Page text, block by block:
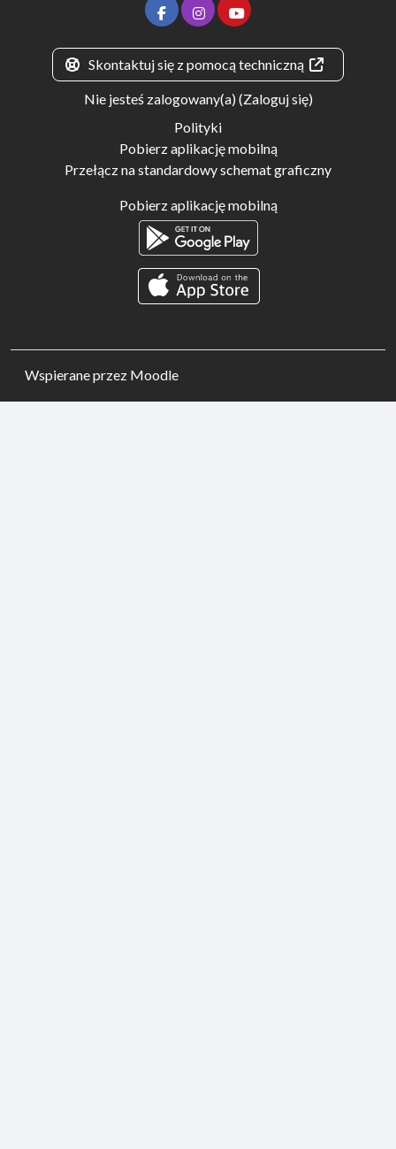
Skontaktuj się z pomocą techniczną
Nie jesteś zalogowany(a) (Zaloguj się)
Polityki
Pobierz aplikację mobilną
Przełącz na standardowy schemat graficzny
Pobierz aplikację mobilną
Wspierane przez Moodle